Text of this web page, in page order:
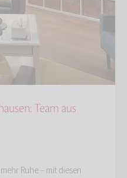
Team aus
Ruhe – mit diesen